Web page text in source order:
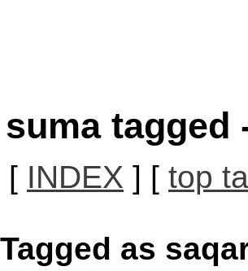
suma tagged
[ INDEX ] [ top
Tagged as